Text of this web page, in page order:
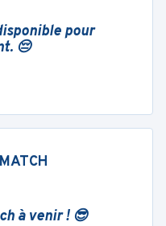
pour
😔
à venir ! 😎